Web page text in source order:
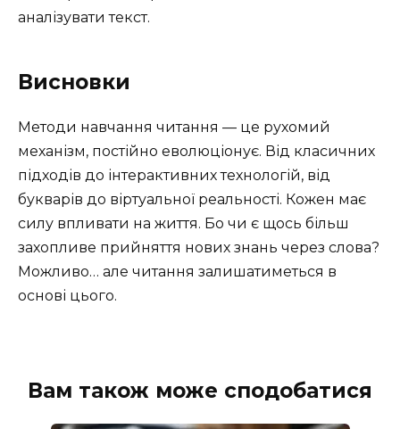
аналізувати текст.
Висновки
Методи навчання читання — це рухомий
механізм, постійно еволюціонує. Від класичних
підходів до інтерактивних технологій, від
букварів до віртуальної реальності. Кожен має
силу впливати на життя. Бо чи є щось більш
захопливе прийняття нових знань через слова?
Можливо… але читання залишатиметься в
основі цього.
Вам також може сподобатися